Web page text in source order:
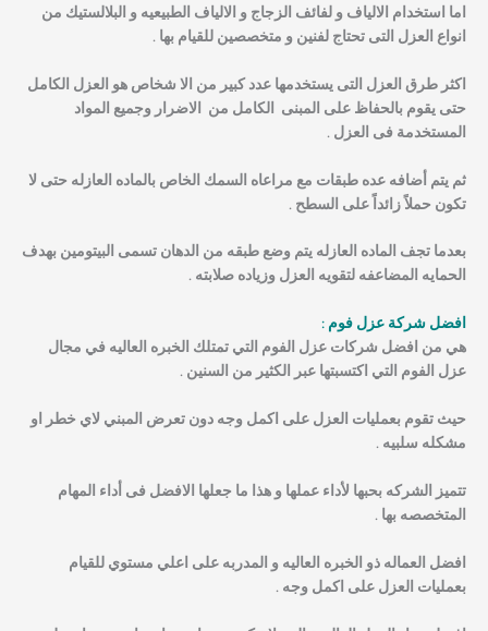
اما استخدام الالياف و لفائف الزجاج و الالياف الطبيعيه و البلالستيك من
انواع العزل التى تحتاج لفنين و متخصصين للقيام بها .
اكثر طرق العزل التى يستخدمها عدد كبير من الا شخاص هو العزل الكامل
حتى يقوم بالحفاظ على المبنى الكامل من الاضرار وجميع المواد
المستخدمة فى العزل .
ثم يتم أضافه عده طبقات مع مراعاه السمك الخاص بالماده العازله حتى لا
تكون حملاً زائداً على السطح .
بعدما تجف الماده العازله يتم وضع طبقه من الدهان تسمى البيتومين بهدف
الحمايه المضاعفه لتقويه العزل وزياده صلابته .
افضل شركة عزل فوم :
هي من افضل شركات عزل الفوم التي تمتلك الخبره العاليه في مجال
عزل الفوم التي اكتسبتها عبر الكثير من السنين .
حيث تقوم بعمليات العزل على اكمل وجه دون تعرض المبني لاي خطر او
مشكله سلبيه .
تتميز الشركه بحبها لأداء عملها و هذا ما جعلها الافضل فى أداء المهام
المتخصصه بها .
افضل العماله ذو الخبره العاليه و المدربه على اعلي مستوي للقيام
بعمليات العزل على اكمل وجه .